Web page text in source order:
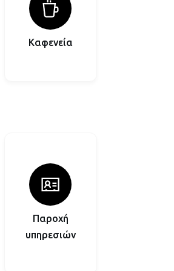
Καφενεία
Παροχή
υπηρεσιών